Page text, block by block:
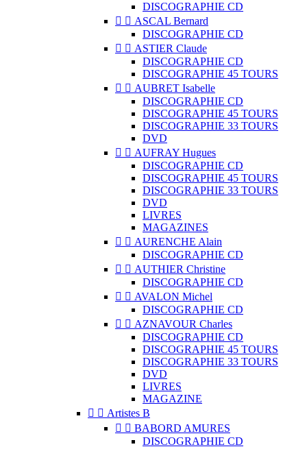
DISCOGRAPHIE CD
  ASCAL Bernard
DISCOGRAPHIE CD
  ASTIER Claude
DISCOGRAPHIE CD
DISCOGRAPHIE 45 TOURS
  AUBRET Isabelle
DISCOGRAPHIE CD
DISCOGRAPHIE 45 TOURS
DISCOGRAPHIE 33 TOURS
DVD
  AUFRAY Hugues
DISCOGRAPHIE CD
DISCOGRAPHIE 45 TOURS
DISCOGRAPHIE 33 TOURS
DVD
LIVRES
MAGAZINES
  AURENCHE Alain
DISCOGRAPHIE CD
  AUTHIER Christine
DISCOGRAPHIE CD
  AVALON Michel
DISCOGRAPHIE CD
  AZNAVOUR Charles
DISCOGRAPHIE CD
DISCOGRAPHIE 45 TOURS
DISCOGRAPHIE 33 TOURS
DVD
LIVRES
MAGAZINE
  Artistes B
  BABORD AMURES
DISCOGRAPHIE CD